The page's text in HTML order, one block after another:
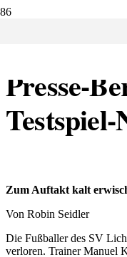
Presse-
Zum Auftakt kalt
Von Robin Seidler
Die Fußballer des SV
verloren. Trainer Manuel